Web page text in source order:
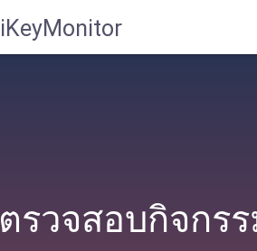
iKeyMonitor
ตรวจสอบกิจกร